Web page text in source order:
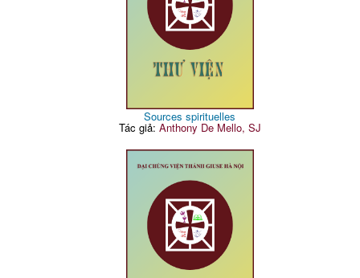
Sources spirituelles
Tác giả: Anthony De Mello, SJ